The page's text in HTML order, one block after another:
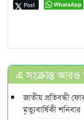
Post WhatsApp
এ সংক্রান্ত আরও
জাতীয় প্রতিবন্ধী
মৃত্যুবার্ষিকী শনিবার